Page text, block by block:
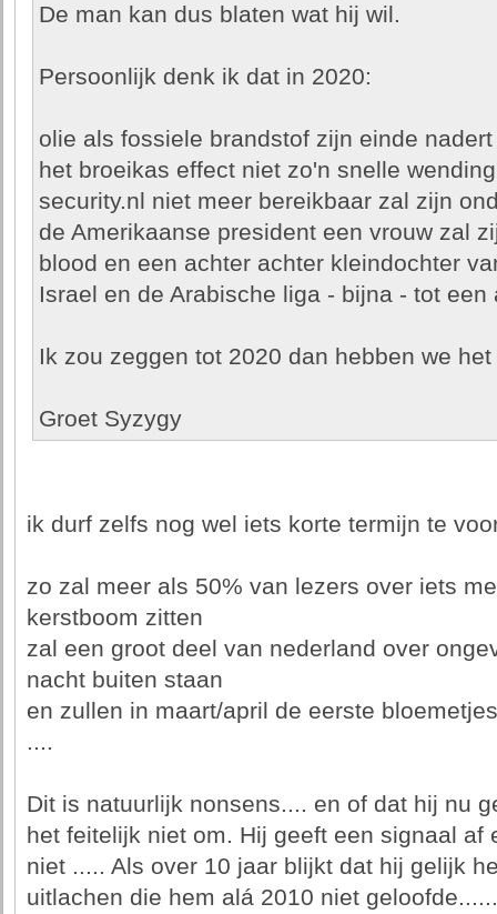
De man kan dus blaten wat hij wil.
Persoonlijk denk ik dat in 2020:
olie als fossiele brandstof zijn einde nadert
het broeikas effect niet zo'n snelle
security.nl niet meer bereikbaar zal zijn
de Amerikaanse president een vrouw zal
blood en een achter achter kleindochter
Israel en de Arabische liga - bijna - tot
Ik zou zeggen tot 2020 dan hebben we
Groet Syzygy
ik durf zelfs nog wel iets korte termijn te
zo zal meer als 50% van lezers over iets
kerstboom zitten
zal een groot deel van nederland over
nacht buiten staan
en zullen in maart/april de eerste
....
Dit is natuurlijk nonsens.... en of dat hij nu
het feitelijk niet om. Hij geeft een signaal af
niet ..... Als over 10 jaar blijkt dat hij gelijk
uitlachen die hem alá 2010 niet